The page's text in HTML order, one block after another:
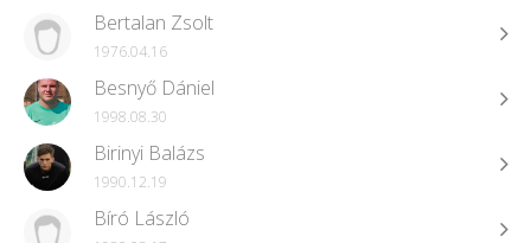
Bertalan Zsolt
1976.04.16
Besnyő Dániel
1998.08.30
Birinyi Balázs
1990.12.19
Bíró László